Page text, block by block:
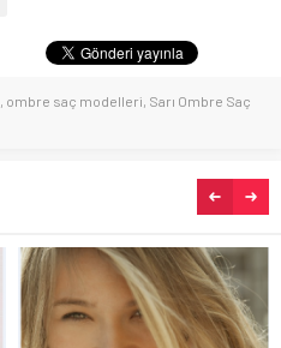
, ombre saç modelleri, Sarı Ombre Saç